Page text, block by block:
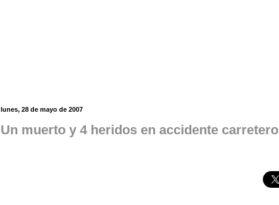
lunes, 28 de mayo de 2007
Un muerto y 4 heridos en accidente carretero